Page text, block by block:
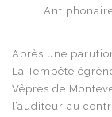
Après une
La Tempête
Vêpres de
l’auditeur au